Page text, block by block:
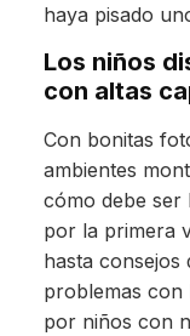
haya pisado
Los niños
con altas
Con bonitas
ambientes
cómo debe ser
por la primera
hasta consejos
problemas con
por niños con